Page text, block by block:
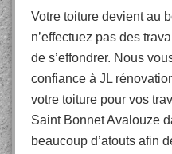
Votre toiture devient au
n’effectuez pas des
de s’effondrer. Nous
confiance à JL
votre toiture pour vos
Saint Bonnet Avalouze
beaucoup d’atouts afin